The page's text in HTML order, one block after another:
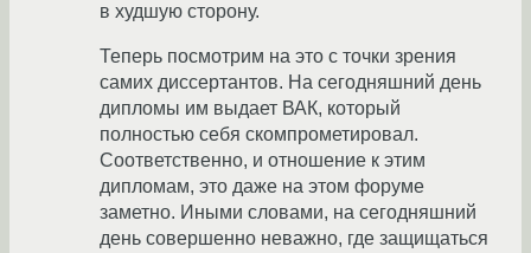
в худшую сторону.
Теперь посмотрим на это с точки зрения
самих диссертантов. На сегодняшний день
дипломы им выдает ВАК, который
полностью себя скомпрометировал.
Соответственно, и отношение к этим
дипломам, это даже на этом форуме
заметно. Иными словами, на сегодняшний
день совершенно неважно, где защищаться